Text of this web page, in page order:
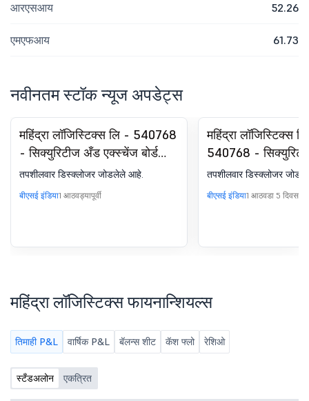
आरएसआय 52.26
एमएफआय 61.73
नवीनतम स्टॉक न्यूज अपडेट्स
महिंद्रा लॉजिस्टिक्स लि - 540768
- सिक्युरिटीज अँड एक्स्चेंज बोर्ड
ऑफ इंडिया (लिस्टिंग ऑब्लिगेशन्स
अँड डिस्क्लोजर रिक्वायरमेंट्स)
तपशीलवार डिस्क्लोजर जोडलेले आहे.
बीएसई इंडिया1 आठवड्यापूर्वी
महिंद्रा लॉजिस्टिक्स
540768 -
एक्सचेंज बोर्ड ऑफ
ऑब्लिगेशन्स अँड
तपशीलवार डिस्क्लोजर
बीएसई इंडिया1 आठवडा 5
महिंद्रा लॉजिस्टिक्स फायनान्शियल्स
तिमाही P&L वार्षिक P&L बॅलन्स शीट कॅश फ्लो रेशिओ
स्टँडअलोन एकत्रित